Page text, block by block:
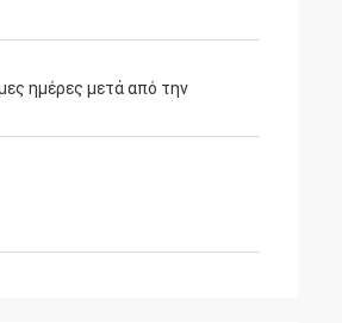
ημέρες μετά από την